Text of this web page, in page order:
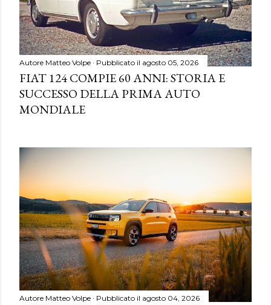
Autore Matteo Volpe Pubblicato il agosto 05, 2026
FIAT 124 COMPIE 60 ANNI: STORIA E
SUCCESSO DELLA PRIMA AUTO
MONDIALE
Autore Matteo Volpe Pubblicato il agosto 04, 2026